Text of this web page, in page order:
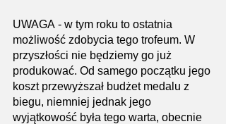
UWAGA - w tym roku to ostatnia
możliwość zdobycia tego trofeum. W
przyszłości nie będziemy go już
produkować. Od samego początku jego
koszt przewyższał budżet medalu z
biegu, niemniej jednak jego
wyjątkowość była tego warta, obecnie